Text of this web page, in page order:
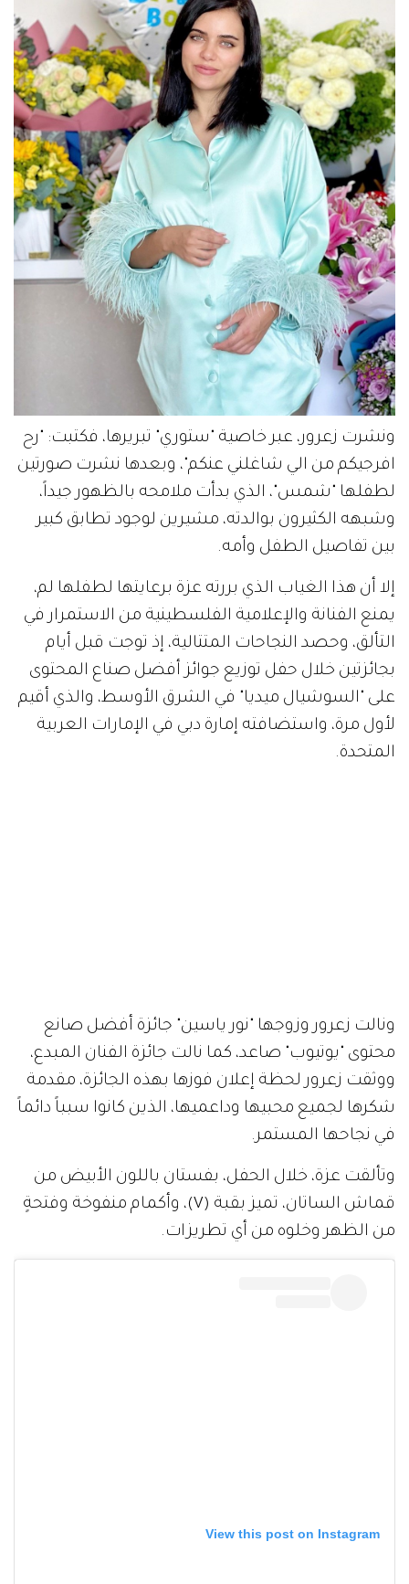
ونشرت زعرور، عبر خاصية "ستوري" تبريرها، فكتبت: "رح
افرجيكم من الي شاغلني عنكم"، وبعدها نشرت صورتين
لطفلها "شمس"، الذي بدأت ملامحه بالظهور جيداً،
وشبهه الكثيرون بوالدته، مشيرين لوجود تطابق كبير
بين تفاصيل الطفل وأمه.
إلا أن هذا الغياب الذي بررته عزة برعايتها لطفلها لم،
يمنع الفنانة والإعلامية الفلسطينية من الاستمرار في
التألق، وحصد النجاحات المتتالية، إذ توجت قبل أيام
بجائزتين خلال حفل توزيع جوائز أفضل صناع المحتوى
على "السوشيال ميديا" في الشرق الأوسط، والذي أقيم
لأول مرة، واستضافته إمارة دبي في الإمارات العربية
المتحدة.
ونالت زعرور وزوجها "نور ياسين" جائزة أفضل صانع
محتوى "يوتيوب" صاعد، كما نالت جائزة الفنان المبدع،
ووثقت زعرور لحظة إعلان فوزها بهذه الجائزة، مقدمة
شكرها لجميع محبيها وداعميها، الذين كانوا سبباً دائماً
في نجاحها المستمر.
وتألقت عزة، خلال الحفل، بفستان باللون الأبيض من
قماش الساتان، تميز بقبة (V)، وأكمام منفوخة وفتحةٍ
من الظهر وخلوه من أي تطريزات.
View this post on Instagram